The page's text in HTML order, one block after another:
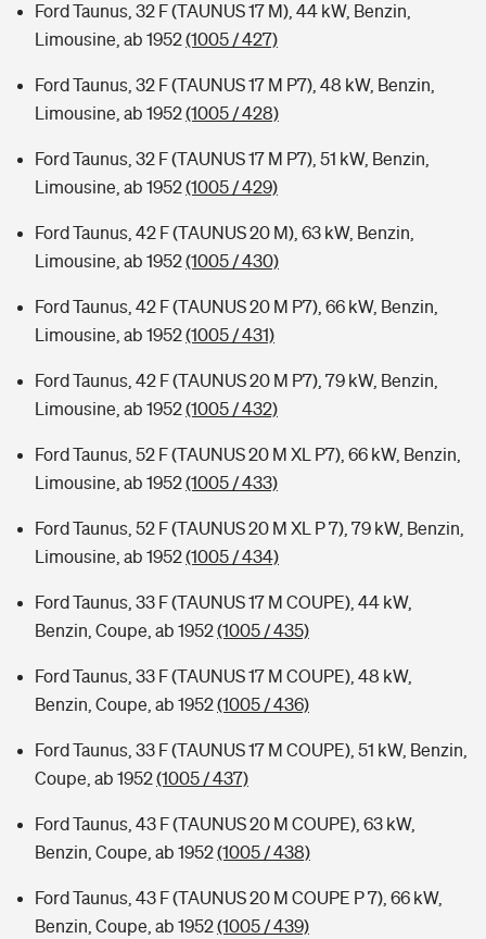
Ford Taunus, 32 F (TAUNUS 17 M), 44 kW, Benzin,
Limousine, ab 1952(1005 / 427)
Ford Taunus, 32 F (TAUNUS 17 M P7), 48 kW, Benzin,
Limousine, ab 1952(1005 / 428)
Ford Taunus, 32 F (TAUNUS 17 M P7), 51 kW, Benzin,
Limousine, ab 1952(1005 / 429)
Ford Taunus, 42 F (TAUNUS 20 M), 63 kW, Benzin,
Limousine, ab 1952(1005 / 430)
Ford Taunus, 42 F (TAUNUS 20 M P7), 66 kW, Benzin,
Limousine, ab 1952(1005 / 431)
Ford Taunus, 42 F (TAUNUS 20 M P7), 79 kW, Benzin,
Limousine, ab 1952(1005 / 432)
Ford Taunus, 52 F (TAUNUS 20 M XL P7), 66 kW, Benzin,
Limousine, ab 1952(1005 / 433)
Ford Taunus, 52 F (TAUNUS 20 M XL P 7), 79 kW, Benzin,
Limousine, ab 1952(1005 / 434)
Ford Taunus, 33 F (TAUNUS 17 M COUPE), 44 kW,
Benzin, Coupe, ab 1952(1005 / 435)
Ford Taunus, 33 F (TAUNUS 17 M COUPE), 48 kW,
Benzin, Coupe, ab 1952(1005 / 436)
Ford Taunus, 33 F (TAUNUS 17 M COUPE), 51 kW, Benzin,
Coupe, ab 1952(1005 / 437)
Ford Taunus, 43 F (TAUNUS 20 M COUPE), 63 kW,
Benzin, Coupe, ab 1952(1005 / 438)
Ford Taunus, 43 F (TAUNUS 20 M COUPE P 7), 66 kW,
Benzin, Coupe, ab 1952(1005 / 439)